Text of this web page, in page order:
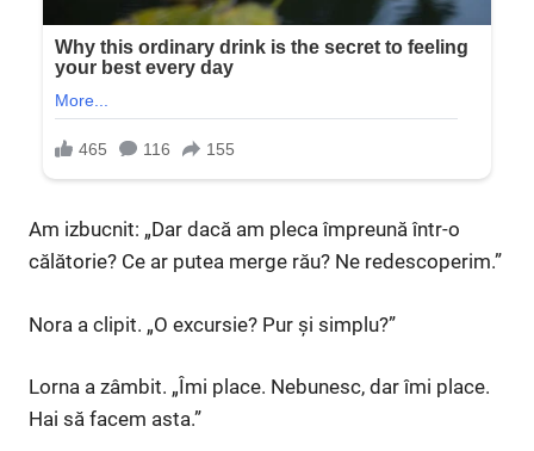
Am izbucnit: „Dar dacă am pleca împreună într-o
călătorie? Ce ar putea merge rău? Ne redescoperim.”
Nora a clipit. „O excursie? Pur și simplu?”
Lorna a zâmbit. „Îmi place. Nebunesc, dar îmi place.
Hai să facem asta.”